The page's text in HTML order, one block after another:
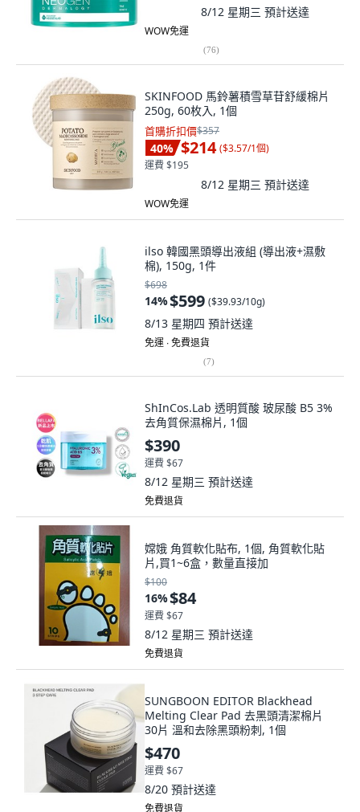
8/12 星期三 預計送達
WOW免運
(76)
SKINFOOD 馬鈴薯積雪草苷舒緩棉片
250g, 60枚入, 1個
首購折扣價$357
40% $214 ($3.57/1個)
運費 $195
8/12 星期三 預計送達
WOW免運
ilso 韓國黑頭導出液組 (導出液+濕敷
棉), 150g, 1件
$698
14%$599 ($39.93/10g)
8/13 星期四 預計送達
免運 ∙ 免費退貨
(7)
ShInCos.Lab 透明質酸 玻尿酸 B5 3%
去角質保濕棉片, 1個
$390
運費 $67
8/12 星期三 預計送達
免費退貨
嫦娥 角質軟化貼布, 1個, 角質軟化貼
片,買1~6盒，數量直接加
$100
16%$84
運費 $67
8/12 星期三 預計送達
免費退貨
SUNGBOON EDITOR Blackhead
Melting Clear Pad 去黑頭清潔棉片
30片 溫和去除黑頭粉刺, 1個
$470
運費 $67
8/20 預計送達
免費退貨